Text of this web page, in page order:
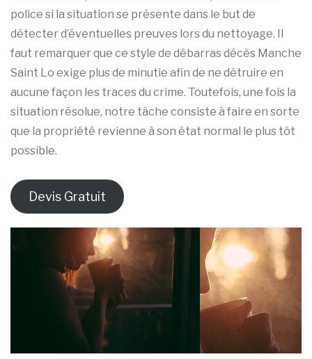
police si la situation se présente dans le but de
détecter d’éventuelles preuves lors du nettoyage. Il
faut remarquer que ce style de débarras décès Manche
Saint Lo exige plus de minutie afin de ne détruire en
aucune façon les traces du crime. Toutefois, une fois la
situation résolue, notre tâche consiste à faire en sorte
que la propriété revienne à son état normal le plus tôt
possible.
Devis Gratuit